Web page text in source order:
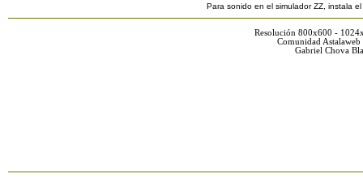
Para sonido en el simulador ZZ, instala
Resolución 800x600 -
Comunidad
Gabriel Chova